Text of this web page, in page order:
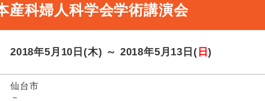
産科婦人科学会学術講演会
2018年5月10日(木) ～ 2018年5月13日( 日)
仙台市
－